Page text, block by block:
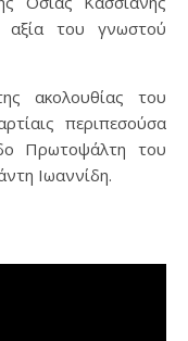
αξία του γνωστού
ακολουθίας του
περιπεσούσα
Πρωτοψάλτη του
Ιωαννίδη.